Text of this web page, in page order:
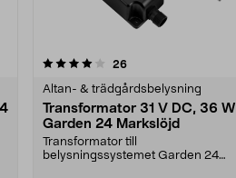
26recensioner
Altan- & trädgårdsbelysning
Transformator 31 V DC, 36 W
Garden 24 Markslöjd
Transformator till
belysningssystemet Garden 24